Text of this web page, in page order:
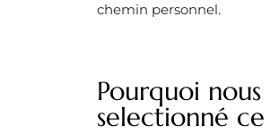
chemin personnel.
Pourquoi nous
selectionné